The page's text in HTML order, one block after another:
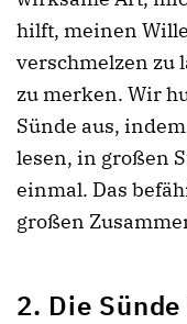
hilft, meinen
verschmelzen zu
zu merken. Wir
Sünde aus,
lesen, in großen
einmal. Das
großen
2. Die